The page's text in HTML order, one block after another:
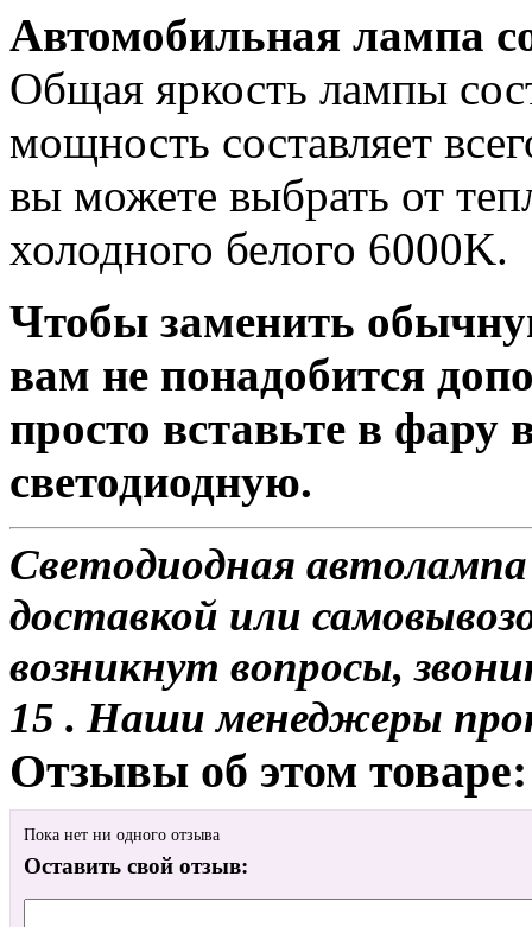
Автомобильная лампа
Общая яркость лампы
мощность составляет
вы можете выбрать от
холодного белого 6000K.
Чтобы заменить
вам не понадобится
просто вставьте в
светодиодную.
Светодиодная
доставкой или
возникнут вопросы,
15 . Наши менеджеры
Отзывы об этом товаре:
Пока нет ни одного отзыва
Оставить свой отзыв: